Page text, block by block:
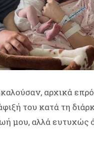
αρχικά
του κατά τη
μου, αλλά ευτυχώς